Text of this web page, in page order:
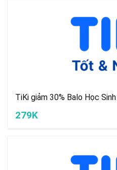
TiKi giảm 30% Balo Học
279K